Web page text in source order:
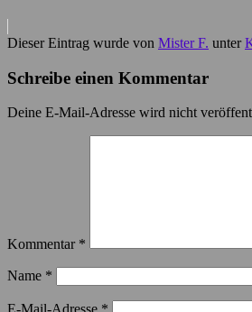
Dieser Eintrag wurde von Mister F. unter
Schreibe einen Kommentar
Deine E-Mail-Adresse wird nicht
Kommentar *
Name *